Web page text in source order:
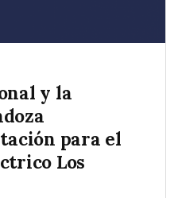
y la
para el
Los